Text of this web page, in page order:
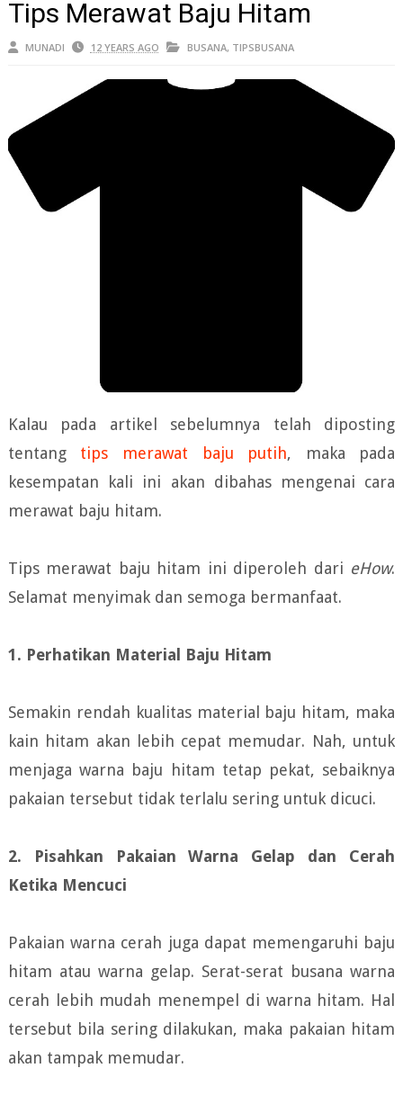
Tips Merawat Baju Hitam
MUNADI 12 YEARS AGO BUSANA, TIPSBUSANA
Kalau pada artikel sebelumnya telah diposting
tentang tips merawat baju putih, maka pada
kesempatan kali ini akan dibahas mengenai cara
merawat baju hitam.
Tips merawat baju hitam ini diperoleh dari eHow.
Selamat menyimak dan semoga bermanfaat.
1. Perhatikan Material Baju Hitam
Semakin rendah kualitas material baju hitam, maka
kain hitam akan lebih cepat memudar. Nah, untuk
menjaga warna baju hitam tetap pekat, sebaiknya
pakaian tersebut tidak terlalu sering untuk dicuci.
2. Pisahkan Pakaian Warna Gelap dan Cerah
Ketika Mencuci
Pakaian warna cerah juga dapat memengaruhi baju
hitam atau warna gelap. Serat-serat busana warna
cerah lebih mudah menempel di warna hitam. Hal
tersebut bila sering dilakukan, maka pakaian hitam
akan tampak memudar.